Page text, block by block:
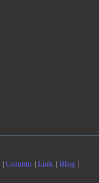
| Column | Link | Blog |